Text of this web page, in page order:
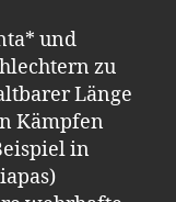
und
zu
Länge
Kämpfen
in